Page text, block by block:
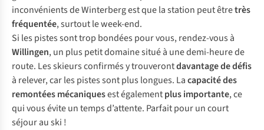
inconvénients de Winterberg est que la station peut êtretrès
fréquentée, surtout le week-end.
Si les pistes sont trop bondées pour vous, rendez-vous à
Willingen, un plus petit domaine situé à une demi-heure de
route. Les skieurs confirmés y trouverontdavantage de défis
à relever, car les pistes sont plus longues. Lacapacité des
remontées mécaniquesest égalementplus importante, ce
qui vous évite un temps d’attente. Parfait pour un court
séjour au ski !